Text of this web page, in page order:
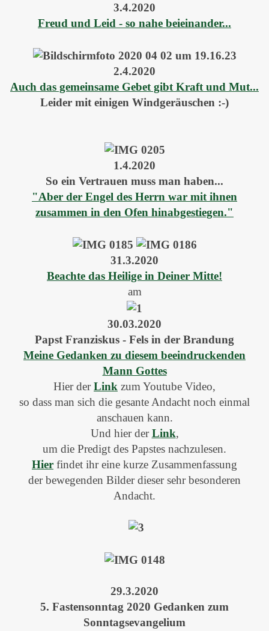
3.4.2020
Freud und Leid - so nahe beieinander...
2.4.2020
Auch das gemeinsame Gebet gibt Kraft und Mut...
Leider mit einigen Windgeräuschen :-)
1.4.2020
So ein Vertrauen muss man haben...
"Aber der Engel des Herrn war mit ihnen
zusammen in den Ofen hinabgestiegen."
31.3.2020
Beachte das Heilige in Deiner Mitte!
am
30.03.2020
Papst Franziskus - Fels in der Brandung
Meine Gedanken zu diesem beeindruckenden
Mann Gottes
Hier derLink zum Youtube Video,
so dass man sich die gesante Andacht noch einmal
anschauen kann.
Und hier derLink,
um die Predigt des Papstes nachzulesen.
Hier findet ihr eine kurze Zusammenfassung
der bewegenden Bilder dieser sehr besonderen
Andacht.
29.3.2020
5. Fastensonntag 2020 Gedanken zum
Sonntagsevangelium